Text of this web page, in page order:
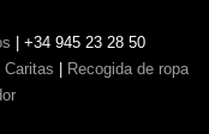
| +34 945 23 28 50
Recogida de ropa